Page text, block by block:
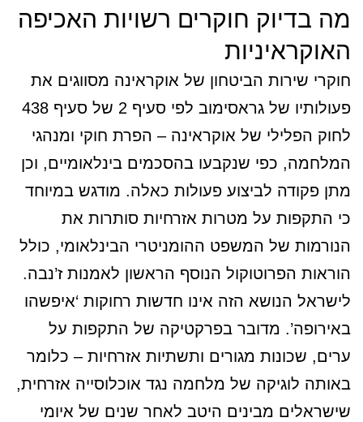
מה בדיוק חוקרים רשויות האכיפה
האוקראיניות
חוקרי שירות הביטחון של אוקראינה מסווגים את
פעולותיו של גראסימוב לפי סעיף 2 של סעיף 438
לחוק הפלילי של אוקראינה – הפרת חוקי ומנהגי
המלחמה, כפי שנקבעו בהסכמים בינלאומיים, וכן
מתן פקודה לביצוע פעולות כאלה. מודגש במיוחד
כי התקפות על מטרות אזרחיות סותרות את
הנורמות של המשפט ההומניטרי הבינלאומי, כולל
הוראות הפרוטוקול הנוסף הראשון לאמנות ז’נבה.
לישראל הנושא הזה אינו חדשות רחוקות ‘איפשהו
באירופה’. מדובר בפרקטיקה של התקפות על
ערים, שכונות מגורים ותשתיות אזרחיות – כלומר
באותה לוגיקה של מלחמה נגד אוכלוסייה אזרחית,
שישראלים מבינים היטב לאחר שנים של איומי